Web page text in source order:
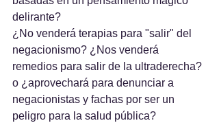
delirante?
¿No venderá terapias para "salir" del
negacionismo? ¿Nos venderá
remedios para salir de la ultraderecha?
o ¿aprovechará para denunciar a
negacionistas y fachas por ser un
peligro para la salud pública?